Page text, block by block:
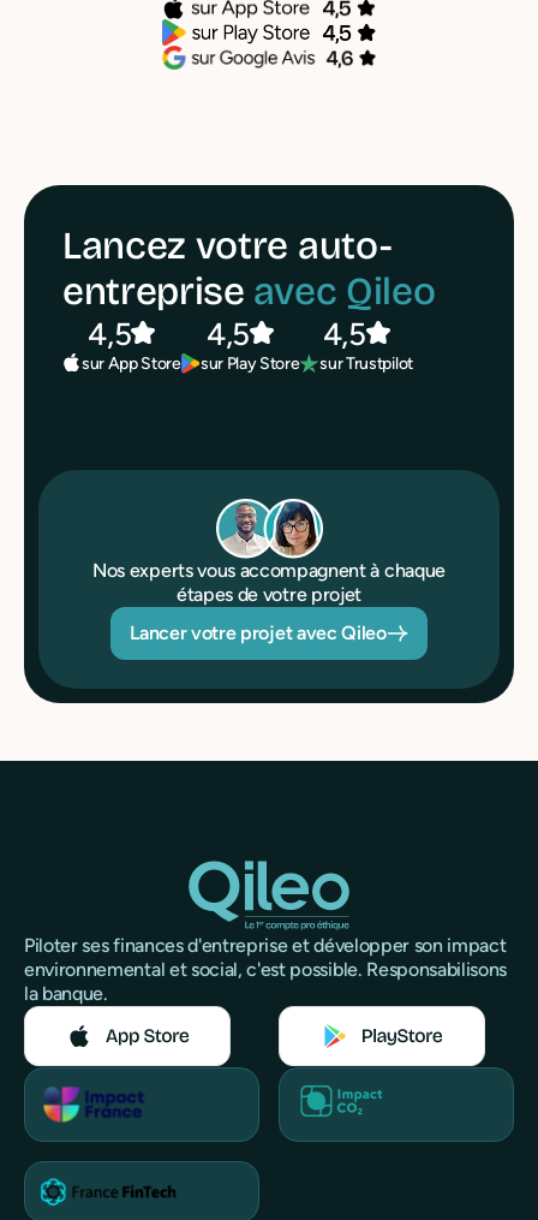
Lancez votre auto-
entreprise avec Qileo
4,5
sur App Store
4,5
sur Play Store
4,5
sur Trustpilot
Nos experts vous accompagnent à chaque
étapes de votre projet
Lancer votre projet avec Qileo
Piloter ses finances d'entreprise et développer son impact
environnemental et social, c'est possible. Responsabilisons
la banque.